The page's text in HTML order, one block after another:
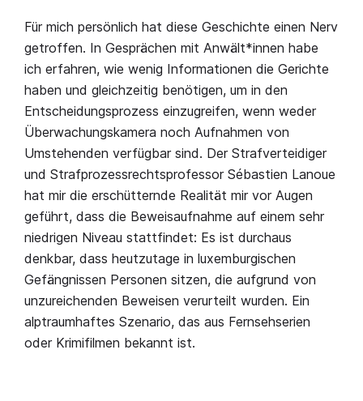
Für mich persönlich hat diese Geschichte einen Nerv
getroffen. In Gesprächen mit Anwält*innen habe
ich erfahren, wie wenig Informationen die Gerichte
haben und gleichzeitig benötigen, um in den
Entscheidungsprozess einzugreifen, wenn weder
Überwachungskamera noch Aufnahmen von
Umstehenden verfügbar sind. Der Strafverteidiger
und Strafprozessrechtsprofessor Sébastien Lanoue
hat mir die erschütternde Realität mir vor Augen
geführt, dass die Beweisaufnahme auf einem sehr
niedrigen Niveau stattfindet: Es ist durchaus
denkbar, dass heutzutage in luxemburgischen
Gefängnissen Personen sitzen, die aufgrund von
unzureichenden Beweisen verurteilt wurden. Ein
alptraumhaftes Szenario, das aus Fernsehserien
oder Krimifilmen bekannt ist.